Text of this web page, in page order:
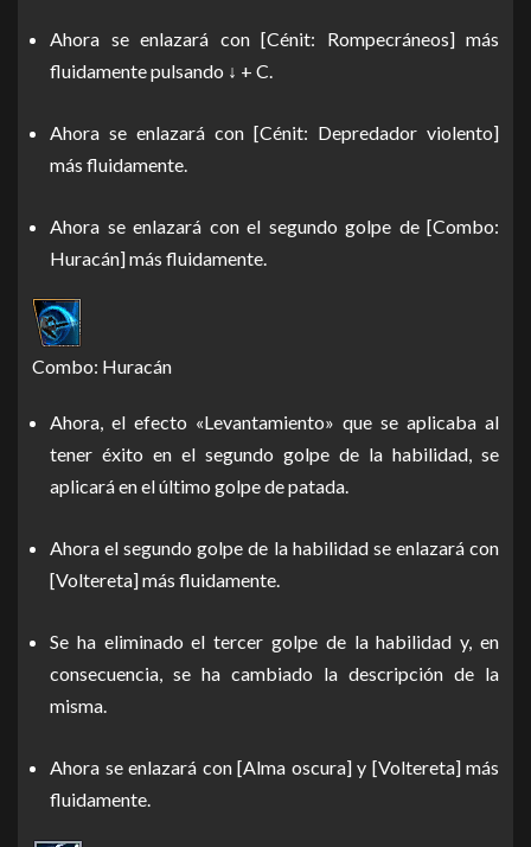
Ahora se enlazará con [Cénit: Rompecráneos] más
fluidamente pulsando ↓ + C.
Ahora se enlazará con [Cénit: Depredador violento]
más fluidamente.
Ahora se enlazará con el segundo golpe de [Combo:
Huracán] más fluidamente.
Combo: Huracán
Ahora, el efecto «Levantamiento» que se aplicaba al
tener éxito en el segundo golpe de la habilidad, se
aplicará en el último golpe de patada.
Ahora el segundo golpe de la habilidad se enlazará con
[Voltereta] más fluidamente.
Se ha eliminado el tercer golpe de la habilidad y, en
consecuencia, se ha cambiado la descripción de la
misma.
Ahora se enlazará con [Alma oscura] y [Voltereta] más
fluidamente.